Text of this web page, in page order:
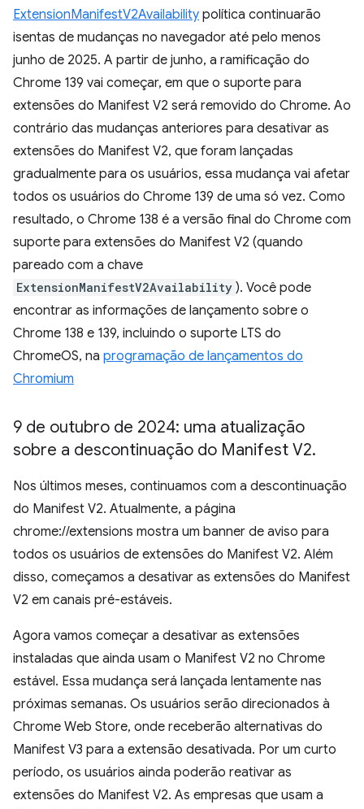
ExtensionManifestV2Availability política continuarão
isentas de mudanças no navegador até pelo menos
junho de 2025. A partir de junho, a ramificação do
Chrome 139 vai começar, em que o suporte para
extensões do Manifest V2 será removido do Chrome. Ao
contrário das mudanças anteriores para desativar as
extensões do Manifest V2, que foram lançadas
gradualmente para os usuários, essa mudança vai afetar
todos os usuários do Chrome 139 de uma só vez. Como
resultado, o Chrome 138 é a versão final do Chrome com
suporte para extensões do Manifest V2 (quando
pareado com a chave
ExtensionManifestV2Availability ). Você pode
encontrar as informações de lançamento sobre o
Chrome 138 e 139, incluindo o suporte LTS do
ChromeOS, na programação de lançamentos do
Chromium
9 de outubro de 2024: uma atualização
sobre a descontinuação do Manifest V2.
Nos últimos meses, continuamos com a descontinuação
do Manifest V2. Atualmente, a página
chrome://extensions mostra um banner de aviso para
todos os usuários de extensões do Manifest V2. Além
disso, começamos a desativar as extensões do Manifest
V2 em canais pré-estáveis.
Agora vamos começar a desativar as extensões
instaladas que ainda usam o Manifest V2 no Chrome
estável. Essa mudança será lançada lentamente nas
próximas semanas. Os usuários serão direcionados à
Chrome Web Store, onde receberão alternativas do
Manifest V3 para a extensão desativada. Por um curto
período, os usuários ainda poderão reativar as
extensões do Manifest V2. As empresas que usam a